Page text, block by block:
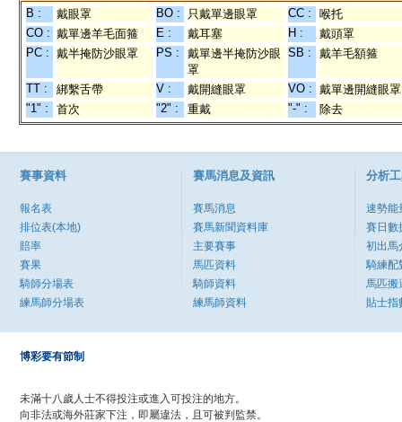
B : 戴眼罩 BO : 只戴單邊眼罩 CC :
喉托
CO : 戴單邊羊毛面箍 E : 戴耳塞 H :
戴頭罩
PC : 戴半掩防沙眼罩 PS :
戴單邊半掩防沙眼
罩
SB : 戴羊毛額箍
TT : 綁繫舌帶 V : 戴開縫眼罩 VO : 戴單邊開縫眼罩
"1" :
首次 "2" : 重戴 "-" : 除去
賽事資料
報名表
排位表(本地)
賠率
賽果
騎師分場表
練馬師分場表
賽馬消息及資訊
賽馬消息
賽馬新聞資料庫
主要賽事
馬匹資料
騎師資料
練馬師資料
分析
速勢能
賽日數
初出馬
騎練配
馬匹搬
貼士指
博彩要有節制
未滿十八歲人士不得投注或進入可投注的地方。
向非法或海外莊家下注，即屬違法，且可被判監禁。